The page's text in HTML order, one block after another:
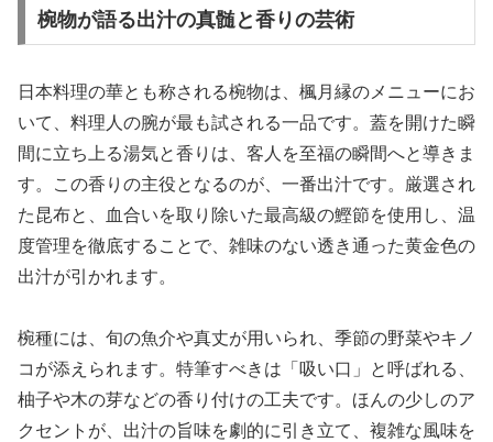
椀物が語る出汁の真髄と香りの芸術
日本料理の華とも称される椀物は、楓月縁のメニューにお
いて、料理人の腕が最も試される一品です。蓋を開けた瞬
間に立ち上る湯気と香りは、客人を至福の瞬間へと導きま
す。この香りの主役となるのが、一番出汁です。厳選され
た昆布と、血合いを取り除いた最高級の鰹節を使用し、温
度管理を徹底することで、雑味のない透き通った黄金色の
出汁が引かれます。
椀種には、旬の魚介や真丈が用いられ、季節の野菜やキノ
コが添えられます。特筆すべきは「吸い口」と呼ばれる、
柚子や木の芽などの香り付けの工夫です。ほんの少しのア
クセントが、出汁の旨味を劇的に引き立て、複雑な風味を